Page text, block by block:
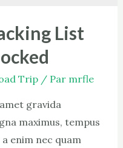
List
Trip/ Par mrfle
gravida
maximus, tempus
enim nec quam